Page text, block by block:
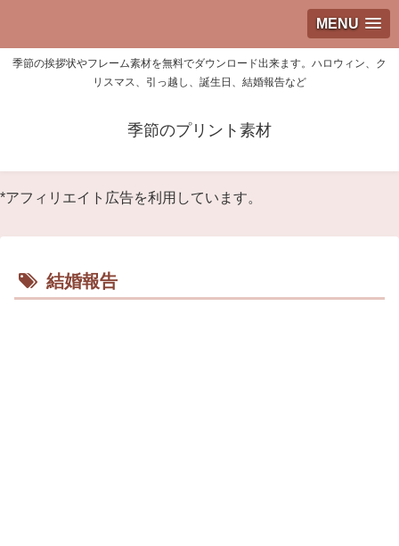
MENU
季節の挨拶状やフレーム素材を無料でダウンロード出来ます。ハロウィン、ク
リスマス、引っ越し、誕生日、結婚報告など
季節のプリント素材
*アフィリエイト広告を利用しています。
結婚報告